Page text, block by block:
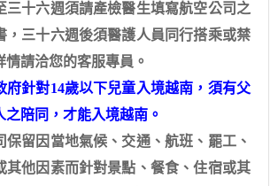
三十六週須請產檢醫生填寫航空公司之
，三十六週後須醫護人員同行搭乘或禁
情請洽您的客服專員。
府針對14歲以下兒童入境越南，須有父
之陪同，才能入境越南。
保留因當地氣候、交通、航班、罷工、
其他因素而針對景點、餐食、住宿或其